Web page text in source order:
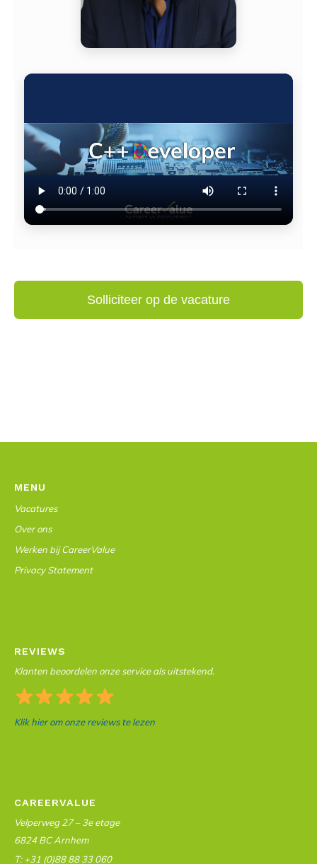
MENU
Vacatures
Over ons
Werken bij CareerValue
Privacy Statement
REVIEWS
Klanten beoordelen onze service als uitstekend.
Klik hier om onze reviews te lezen
CAREERVALUE
Velperweg 27 – 3e etage
6824 BC Arnhem
T: +31 (0)88 88 33 060